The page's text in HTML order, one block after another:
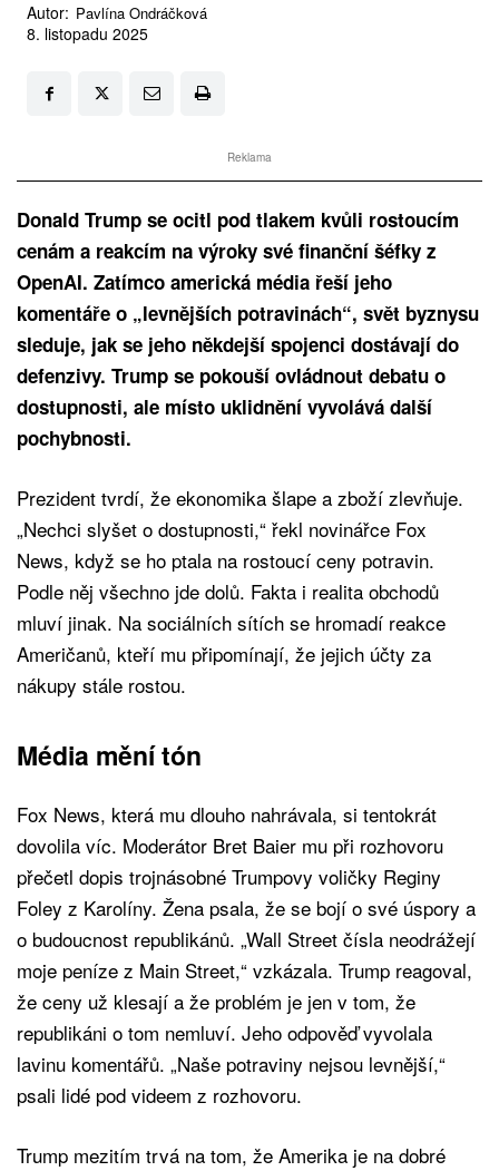
Autor: Pavlína Ondráčková
8. listopadu 2025
Reklama
Donald Trump se ocitl pod tlakem kvůli rostoucím
cenám a reakcím na výroky své finanční šéfky z
OpenAI. Zatímco americká média řeší jeho
komentáře o „levnějších potravinách“, svět byznysu
sleduje, jak se jeho někdejší spojenci dostávají do
defenzivy. Trump se pokouší ovládnout debatu o
dostupnosti, ale místo uklidnění vyvolává další
pochybnosti.
Prezident tvrdí, že ekonomika šlape a zboží zlevňuje.
„Nechci slyšet o dostupnosti,“ řekl novinářce Fox
News, když se ho ptala na rostoucí ceny potravin.
Podle něj všechno jde dolů. Fakta i realita obchodů
mluví jinak. Na sociálních sítích se hromadí reakce
Američanů, kteří mu připomínají, že jejich účty za
nákupy stále rostou.
Média mění tón
Fox News, která mu dlouho nahrávala, si tentokrát
dovolila víc. Moderátor Bret Baier mu při rozhovoru
přečetl dopis trojnásobné Trumpovy voličky Reginy
Foley z Karolíny. Žena psala, že se bojí o své úspory a
o budoucnost republikánů. „Wall Street čísla neodrážejí
moje peníze z Main Street,“ vzkázala. Trump reagoval,
že ceny už klesají a že problém je jen v tom, že
republikáni o tom nemluví. Jeho odpověď vyvolala
lavinu komentářů. „Naše potraviny nejsou levnější,“
psali lidé pod videem z rozhovoru.
Trump mezitím trvá na tom, že Amerika je na dobré